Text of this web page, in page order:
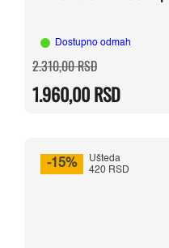
Dostupno odmah
2.310,00RSDOriginalna
cena
bila:
2.310,00 RSD.
1.960,00RSD
Trenutna
cena
1.960,00 RSD.
-15%
Ušteda
420 RSD